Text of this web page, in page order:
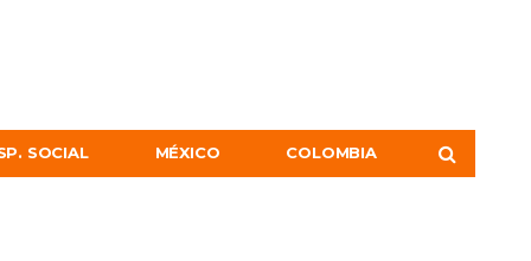
SOCIAL MÉXICO COLOMBIA